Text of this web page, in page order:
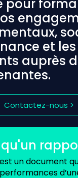
pour
et
auprès
Contactez-nous >
un document